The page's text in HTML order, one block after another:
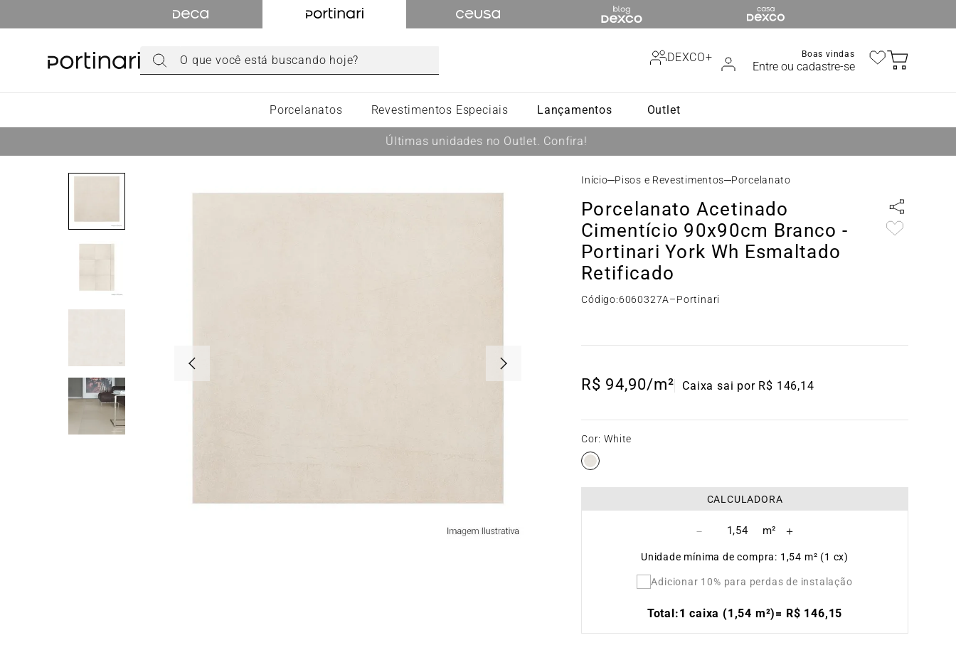
O que você está buscando hoje? DEXCO+ Boas vindas
Entre ou cadastre-se
Porcelanatos Revestimentos Especiais Lançamentos Outlet
Últimas unidades no Outlet. Confira!
Pisos e Revestimentos Porcelanato
Porcelanato Acetinado
Cimentício 90x90cm Branco -
Portinari York Wh Esmaltado
Retificado
Código:6060327A–Portinari
R$ 94,90/m² Caixa sai por R$ 146,14
Cor: White
CALCULADORA
－ ＋
Unidade mínima de compra: 1,54 m² (1 cx)
Adicionar 10% para perdas de instalação
Total:1 caixa (1,54 m²)= R$ 146,15
cuba